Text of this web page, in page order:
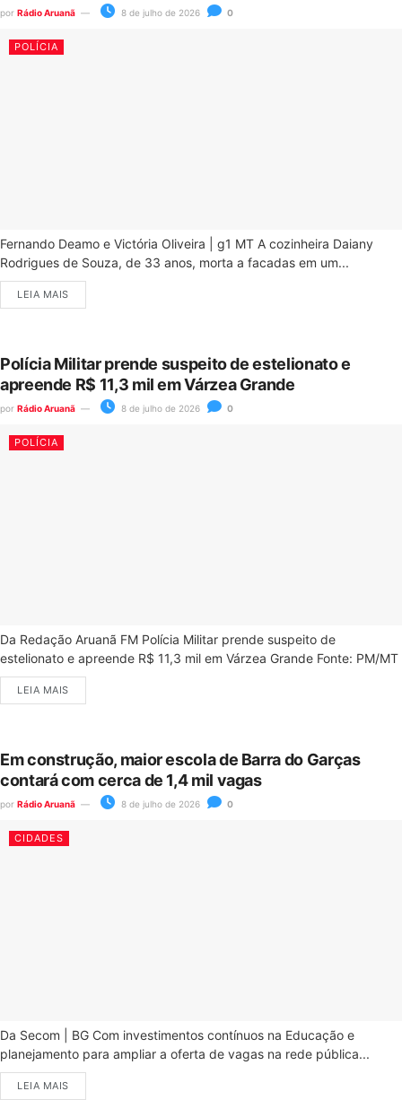
por Rádio Aruanã 8 de julho de 2026 0
POLÍCIA
Fernando Deamo e Victória Oliveira | g1 MT A cozinheira Daiany
Rodrigues de Souza, de 33 anos, morta a facadas em um...
LEIA MAIS
Polícia Militar prende suspeito de estelionato e
apreende R$ 11,3 mil em Várzea Grande
por Rádio Aruanã 8 de julho de 2026 0
POLÍCIA
Da Redação Aruanã FM Polícia Militar prende suspeito de
estelionato e apreende R$ 11,3 mil em Várzea Grande Fonte: PM/MT
LEIA MAIS
Em construção, maior escola de Barra do Garças
contará com cerca de 1,4 mil vagas
por Rádio Aruanã 8 de julho de 2026 0
CIDADES
Da Secom | BG Com investimentos contínuos na Educação e
planejamento para ampliar a oferta de vagas na rede pública...
LEIA MAIS